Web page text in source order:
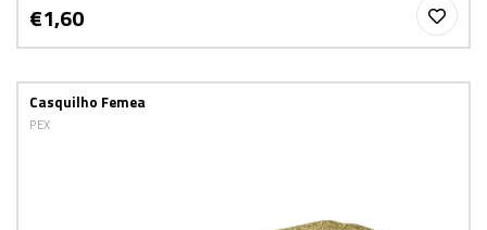
€1,60
Casquilho Femea
PEX